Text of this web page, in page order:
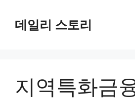
데일리 스토리
지역특화금